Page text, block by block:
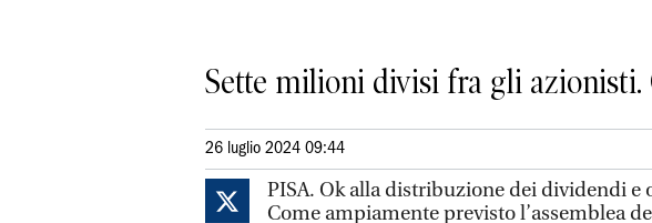
Sette milioni divisi fra gli azionisti.
26 luglio 2024 09:44
PISA. Ok alla distribuzione dei dividendi e
Come ampiamente previsto l’assemblea